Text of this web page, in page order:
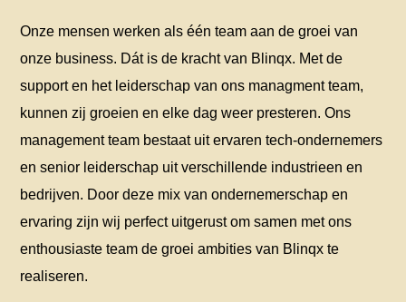
Onze mensen werken als één team aan de groei van
onze business. Dát is de kracht van Blinqx. Met de
support en het leiderschap van ons managment team,
kunnen zij groeien en elke dag weer presteren. Ons
management team bestaat uit ervaren tech-ondernemers
en senior leiderschap uit verschillende industrieen en
bedrijven. Door deze mix van ondernemerschap en
ervaring zijn wij perfect uitgerust om samen met ons
enthousiaste team de groei ambities van Blinqx te
realiseren.